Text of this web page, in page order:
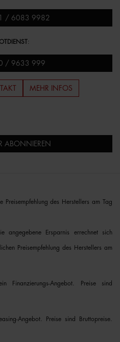
/ 6083 9982
:
/ 9633 999
MEHR INFOS
ABONNIEREN
Preisempfehlung des Herstellers am Tag
angegebene Ersparnis errechnet sich
Preisempfehlung des Herstellers am
Angebot. Preise sind
Angebot. Preise sind Bruttopreise.